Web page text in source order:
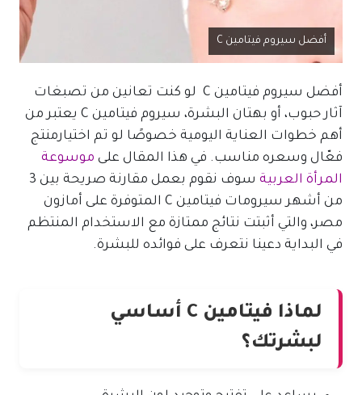
أفضل سيروم فيتامين C
أفضل سيروم فيتامين C لو كنت تعانين من تصبغات
آثار حبوب، أو بهتان البشرة، سيروم فيتامين C يعتبر من
أهم خطوات العناية اليومية خصوصًا لو تم اختيارمنتج
فعّال وسعره مناسب. في هذا المقال على موسوعة
المرأة العربية
سوف نقوم بعمل مقارنة صريحة بين 3
من أشهر سيرومات فيتامين C المتوفرة على أمازون
مصر، والتي أثبتت نتائج ممتازة مع الاستخدام المنتظم
في البداية دعينا نتعرف على فوائده للبشرة.
لماذا فيتامين C أساسي
لبشرتك؟